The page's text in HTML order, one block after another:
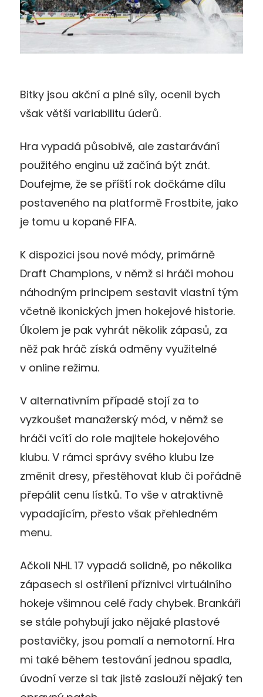
Bitky jsou akční a plné síly, ocenil bych
však větší variabilitu úderů.
Hra vypadá působivě, ale zastarávání
použitého enginu už začíná být znát.
Doufejme, že se příští rok dočkáme dílu
postaveného na platformě Frostbite, jako
je tomu u kopané FIFA.
K dispozici jsou nové módy, primárně
Draft Champions, v němž si hráči mohou
náhodným principem sestavit vlastní tým
včetně ikonických jmen hokejové historie.
Úkolem je pak vyhrát několik zápasů, za
něž pak hráč získá odměny využitelné
v online režimu.
V alternativním případě stojí za to
vyzkoušet manažerský mód, v němž se
hráči vcítí do role majitele hokejového
klubu. V rámci správy svého klubu lze
změnit dresy, přestěhovat klub či pořádně
přepálit cenu lístků. To vše v atraktivně
vypadajícím, přesto však přehledném
menu.
Ačkoli NHL 17 vypadá solidně, po několika
zápasech si ostřílení příznivci virtuálního
hokeje všimnou celé řady chybek. Brankáři
se stále pohybují jako nějaké plastové
postavičky, jsou pomalí a nemotorní. Hra
mi také během testování jednou spadla,
úvodní verze si tak jistě zaslouží nějaký ten